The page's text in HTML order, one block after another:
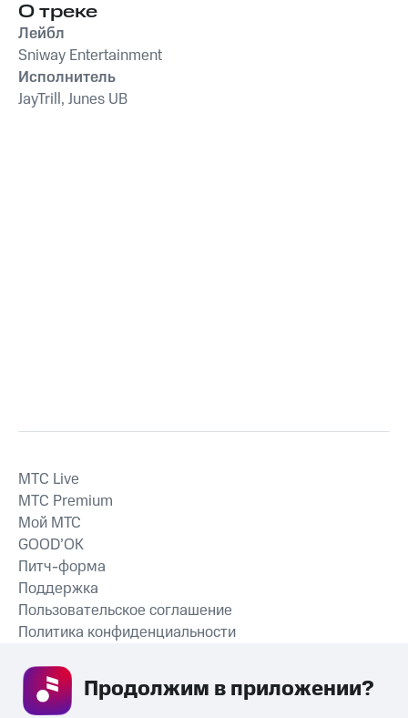
О треке
Лейбл
Sniway Entertainment
Исполнитель
JayTrill, Junes UB
СКАЧАТЬ ПРИЛОЖЕНИЕ
MTС Live
MTС Premium
Мой МТС
GOOD’OK
Питч-форма
Поддержка
Пользовательское соглашение
Политика конфиденциальности